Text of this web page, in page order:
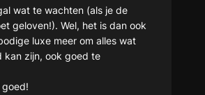
wat te wachten (als je de
geloven!). Wel, het is dan ook
luxe meer om alles wat
kan zijn, ook goed te